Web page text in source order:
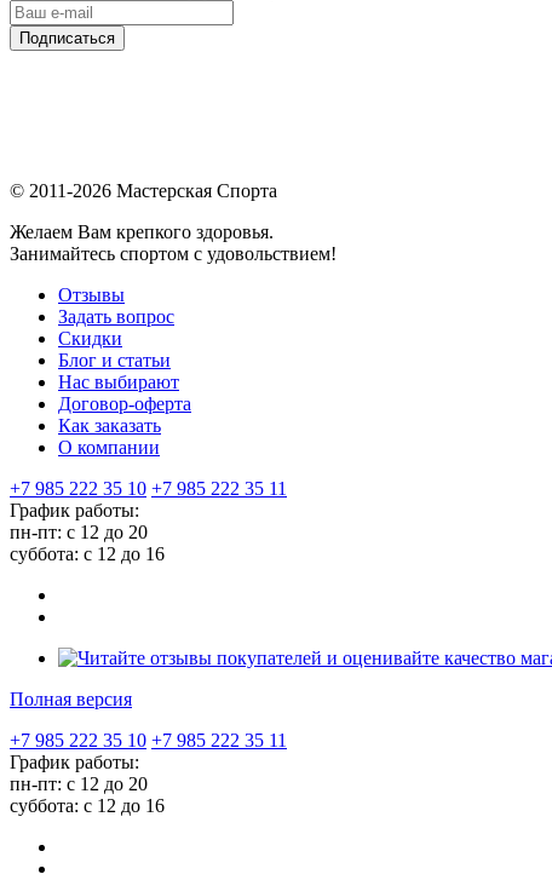
Подписаться
© 2011-2026 Мастерская Спорта
Желаем Вам крепкого здоровья.
Занимайтесь спортом с удовольствием!
Отзывы
Задать вопрос
Скидки
Блог и статьи
Нас выбирают
Договор-оферта
Как заказать
О компании
+7 985 222 35 10 +7 985 222 35 11
График работы:
пн-пт: с 12 до 20
суббота: c 12 до 16
Полная версия
+7 985 222 35 10 +7 985 222 35 11
График работы:
пн-пт: с 12 до 20
суббота: c 12 до 16